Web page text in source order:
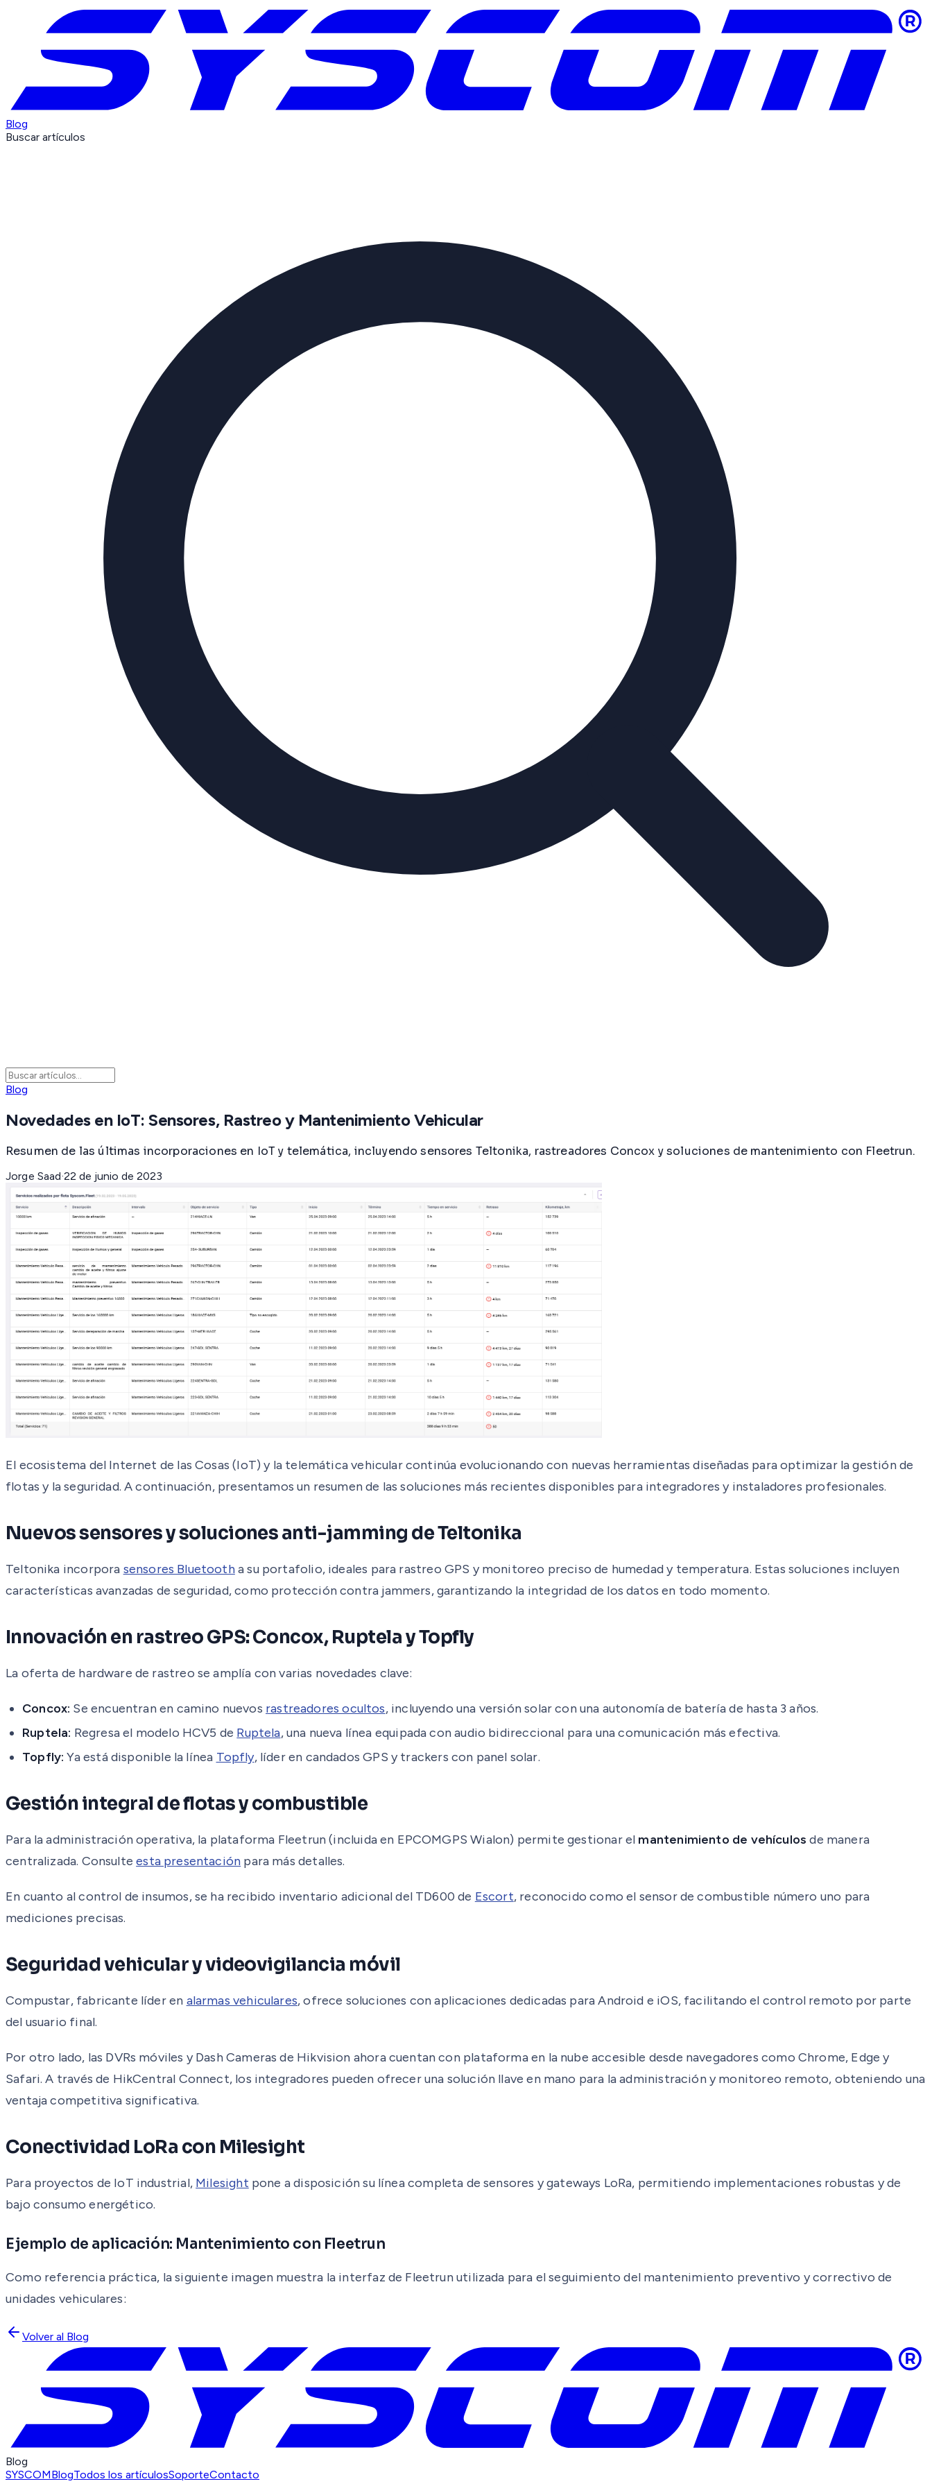
Blog
Buscar artículos
Blog
Novedades en IoT: Sensores, Rastreo y Mantenimiento Vehicular
Resumen de las últimas incorporaciones en IoT y telemática, incluyendo sensores Teltonika, rastreadores Concox y soluciones de mantenimiento con Fleetrun.
Jorge Saad·22 de junio de 2023
El ecosistema del Internet de las Cosas (IoT) y la telemática vehicular continúa evolucionando con nuevas herramientas diseñadas para optimizar la gestión de
flotas y la seguridad. A continuación, presentamos un resumen de las soluciones más recientes disponibles para integradores y instaladores profesionales.
Nuevos sensores y soluciones anti-jamming de Teltonika
Teltonika incorpora sensores Bluetootha su portafolio, ideales para rastreo GPS y monitoreo preciso de humedad y temperatura. Estas soluciones incluyen
características avanzadas de seguridad, como protección contra jammers, garantizando la integridad de los datos en todo momento.
Innovación en rastreo GPS: Concox, Ruptela y Topfly
La oferta de hardware de rastreo se amplía con varias novedades clave:
Concox: Se encuentran en camino nuevos rastreadores ocultos, incluyendo una versión solar con una autonomía de batería de hasta 3 años.
Ruptela: Regresa el modelo HCV5 de Ruptela, una nueva línea equipada con audio bidireccional para una comunicación más efectiva.
Topfly: Ya está disponible la línea Topfly, líder en candados GPS y trackers con panel solar.
Gestión integral de flotas y combustible
Para la administración operativa, la plataforma Fleetrun (incluida en EPCOMGPS Wialon) permite gestionar el mantenimiento de vehículos de manera
centralizada. Consulteesta presentación para más detalles.
En cuanto al control de insumos, se ha recibido inventario adicional del TD600 de Escort, reconocido como el sensor de combustible número uno para
mediciones precisas.
Seguridad vehicular y videovigilancia móvil
Compustar, fabricante líder en alarmas vehiculares, ofrece soluciones con aplicaciones dedicadas para Android e iOS, facilitando el control remoto por parte
del usuario final.
Por otro lado, las DVRs móviles y Dash Cameras de Hikvision ahora cuentan con plataforma en la nube accesible desde navegadores como Chrome, Edge y
Safari. A través de HikCentral Connect, los integradores pueden ofrecer una solución llave en mano para la administración y monitoreo remoto, obteniendo una
ventaja competitiva significativa.
Conectividad LoRa con Milesight
Para proyectos de IoT industrial, Milesight pone a disposición su línea completa de sensores y gateways LoRa, permitiendo implementaciones robustas y de
bajo consumo energético.
Ejemplo de aplicación: Mantenimiento con Fleetrun
Como referencia práctica, la siguiente imagen muestra la interfaz de Fleetrun utilizada para el seguimiento del mantenimiento preventivo y correctivo de
unidades vehiculares:
Volver al Blog
Blog
SYSCOMBlogTodos los artículosSoporteContacto